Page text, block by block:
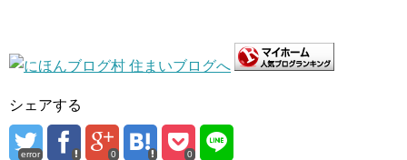
シェアする
error 0 0